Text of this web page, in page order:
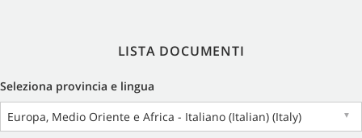
LISTA DOCUMENTI
Seleziona provincia e lingua
Europa, Medio Oriente e Africa - Italiano (Italian) (Italy)
▼